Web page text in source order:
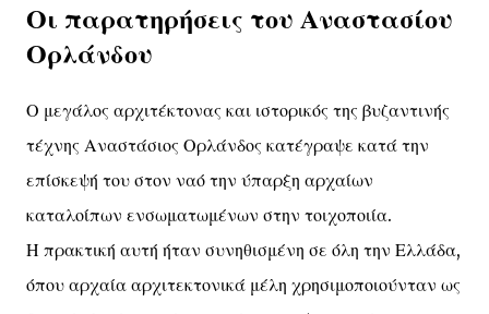
Οι παρατηρήσεις του Αναστασίου
Ορλάνδου
Ο μεγάλος αρχιτέκτονας και ιστορικός της βυζαντινής
τέχνης Αναστάσιος Ορλάνδος κατέγραψε κατά την
επίσκεψή του στον ναό την ύπαρξη αρχαίων
καταλοίπων ενσωματωμένων στην τοιχοποιία.
Η πρακτική αυτή ήταν συνηθισμένη σε όλη την Ελλάδα,
όπου αρχαία αρχιτεκτονικά μέλη χρησιμοποιούνταν ως